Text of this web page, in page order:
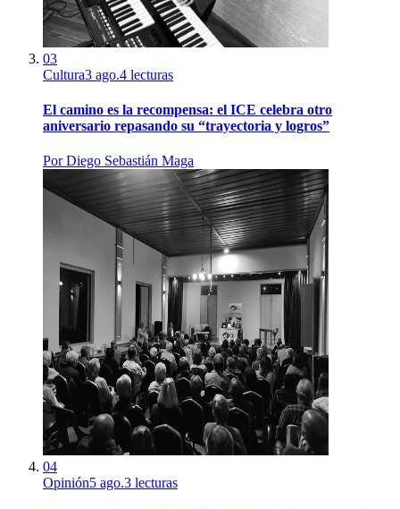
03
Cultura3 ago.4 lecturas
El camino es la recompensa: el ICE celebra otro
aniversario repasando su “trayectoria y logros”
PorDiego Sebastián Maga
04
Opinión5 ago.3 lecturas